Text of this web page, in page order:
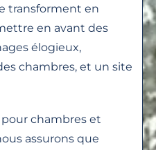
transforment en
en avant des
élogieux,
chambres, et un site
chambres et
assurons que